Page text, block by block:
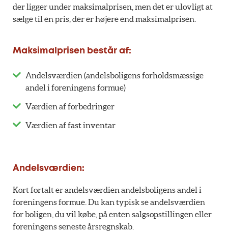
der ligger under maksimalprisen, men det er ulovligt at
sælge til en pris, der er højere end maksimalprisen.
Maksimalprisen består af:
Andelsværdien (andelsboligens forholdsmæssige
andel i foreningens formue)
Værdien af forbedringer
Værdien af fast inventar
Andelsværdien:
Kort fortalt er andelsværdien andelsboligens andel i
foreningens formue. Du kan typisk se andelsværdien
for boligen, du vil købe, på enten salgsopstillingen eller
foreningens seneste årsregnskab.